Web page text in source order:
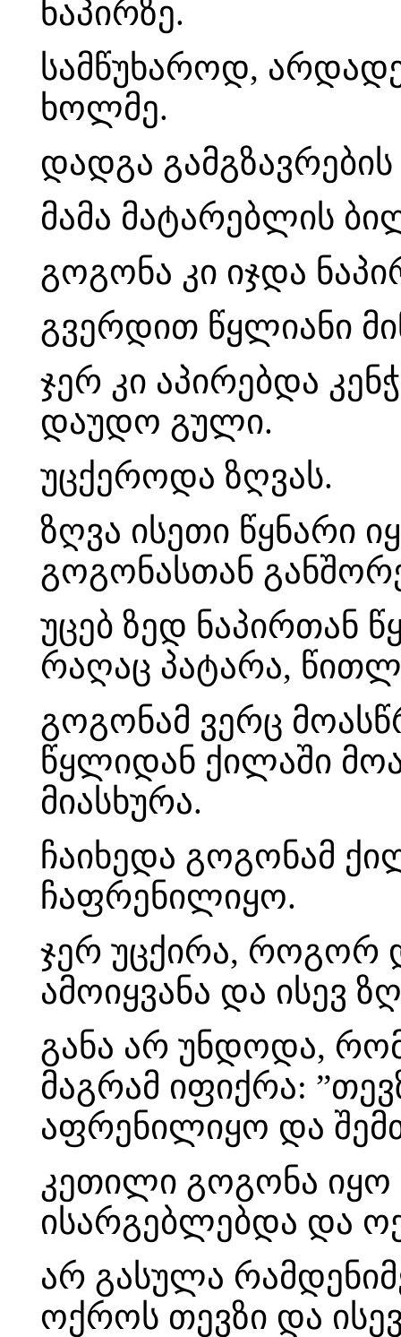
ნაპირზე.
სამწუხაროდ,
ხოლმე.
დადგა
მამა მატარებლის
გოგონა კი იჯდა
გვერდით წყლიანი
ჯერ კი აპირებდა
დაუდო გული.
უცქეროდა ზღვას.
ზღვა ისეთი წყნარი
გოგონასთან
უცებ ზედ ნაპირთან
რაღაც პატარა,
გოგონამ ვერც
წყლიდან ქილაში
მიასხურა.
ჩაიხედა გოგონამ
ჩაფრენილიყო.
ჯერ უცქირა, როგორ
ამოიყვანა და ისევ
განა არ უნდოდა,
მაგრამ იფიქრა:
აფრენილიყო და
კეთილი გოგონა იყო
ისარგებლებდა და
არ გასულა
ოქროს თევზი და